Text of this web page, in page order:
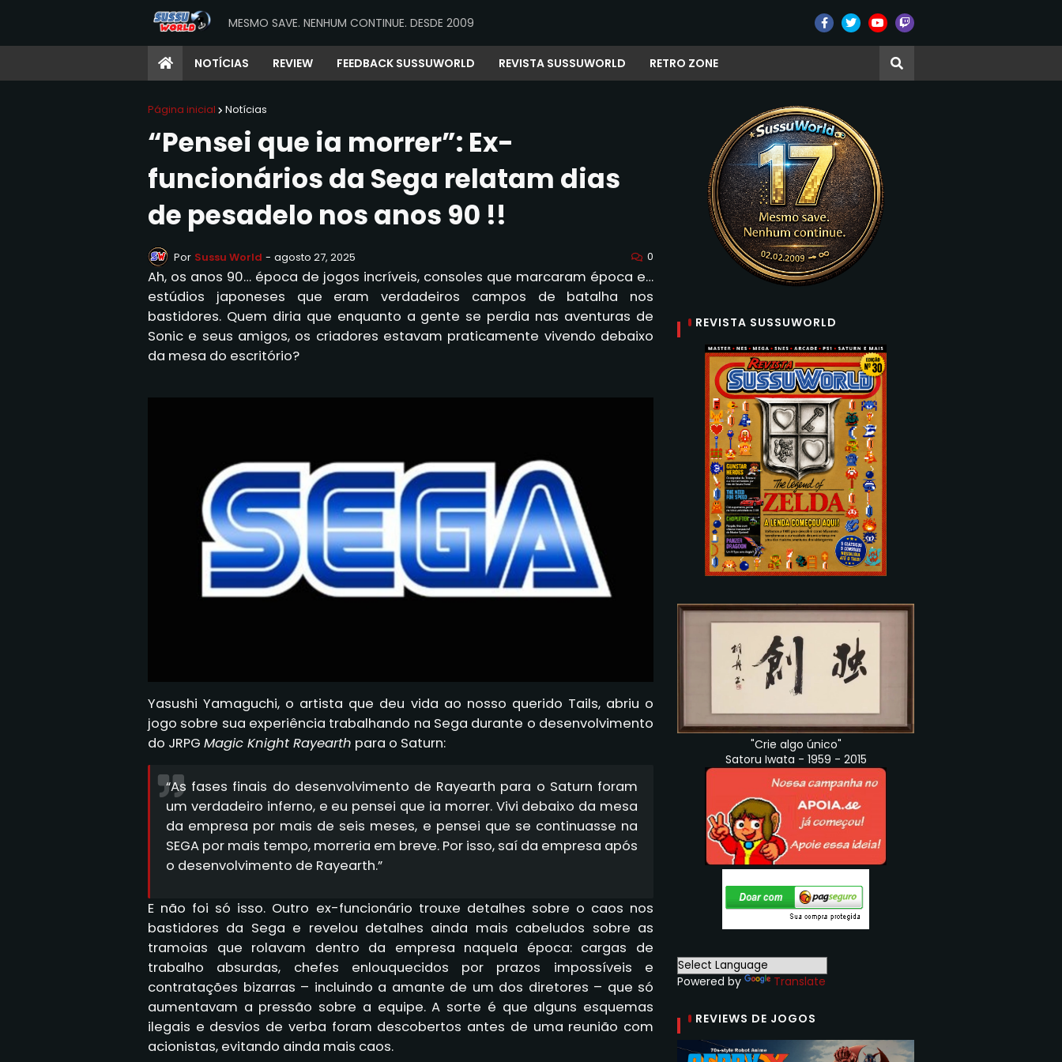
MESMO SAVE. NENHUM CONTINUE. DESDE 2009
NOTÍCIAS REVIEW FEEDBACK SUSSUWORLD REVISTA SUSSUWORLD RETRO ZONE
Página inicial Notícias
“Pensei que ia morrer”: Ex-
funcionários da Sega relatam dias
de pesadelo nos anos 90 !!
Por Sussu World - agosto 27, 2025 0
Ah, os anos 90… época de jogos incríveis, consoles que marcaram época e…
estúdios japoneses que eram verdadeiros campos de batalha nos
bastidores. Quem diria que enquanto a gente se perdia nas aventuras de
Sonic e seus amigos, os criadores estavam praticamente vivendo debaixo
da mesa do escritório?
Yasushi Yamaguchi, o artista que deu vida ao nosso querido Tails, abriu o
jogo sobre sua experiência trabalhando na Sega durante o desenvolvimento
do JRPG Magic Knight Rayearth para o Saturn:
“As fases finais do desenvolvimento de Rayearth para o Saturn foram
um verdadeiro inferno, e eu pensei que ia morrer. Vivi debaixo da mesa
da empresa por mais de seis meses, e pensei que se continuasse na
SEGA por mais tempo, morreria em breve. Por isso, saí da empresa após
o desenvolvimento de Rayearth.”
E não foi só isso. Outro ex-funcionário trouxe detalhes sobre o caos nos
bastidores da Sega e revelou detalhes ainda mais cabeludos sobre as
tramoias que rolavam dentro da empresa naquela época: cargas de
trabalho absurdas, chefes enlouquecidos por prazos impossíveis e
contratações bizarras – incluindo a amante de um dos diretores – que só
aumentavam a pressão sobre a equipe. A sorte é que alguns esquemas
ilegais e desvios de verba foram descobertos antes de uma reunião com
acionistas, evitando ainda mais caos.
REVISTA SUSSUWORLD
"Crie algo único"
Satoru Iwata - 1959 - 2015
Powered by Translate
REVIEWS DE JOGOS